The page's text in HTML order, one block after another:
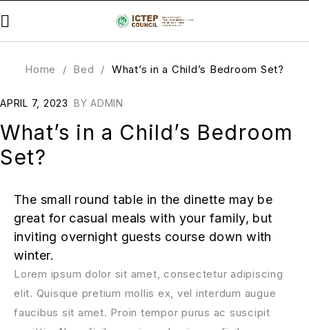
Home / Bed / What’s in a Child’s Bedroom Set?
APRIL 7, 2023 BY ADMIN
What’s in a Child’s Bedroom
Set?
The small round table in the dinette may be
great for casual meals with your family, but
inviting overnight guests course down with
winter.
Lorem ipsum dolor sit amet, consectetur adipiscing
elit. Quisque pretium mollis ex, vel interdum augue
faucibus sit amet. Proin tempor purus ac suscipit